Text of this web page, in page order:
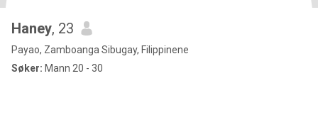
Haney, 23
Payao, Zamboanga Sibugay, Filippinene
Søker: Mann 20 - 30